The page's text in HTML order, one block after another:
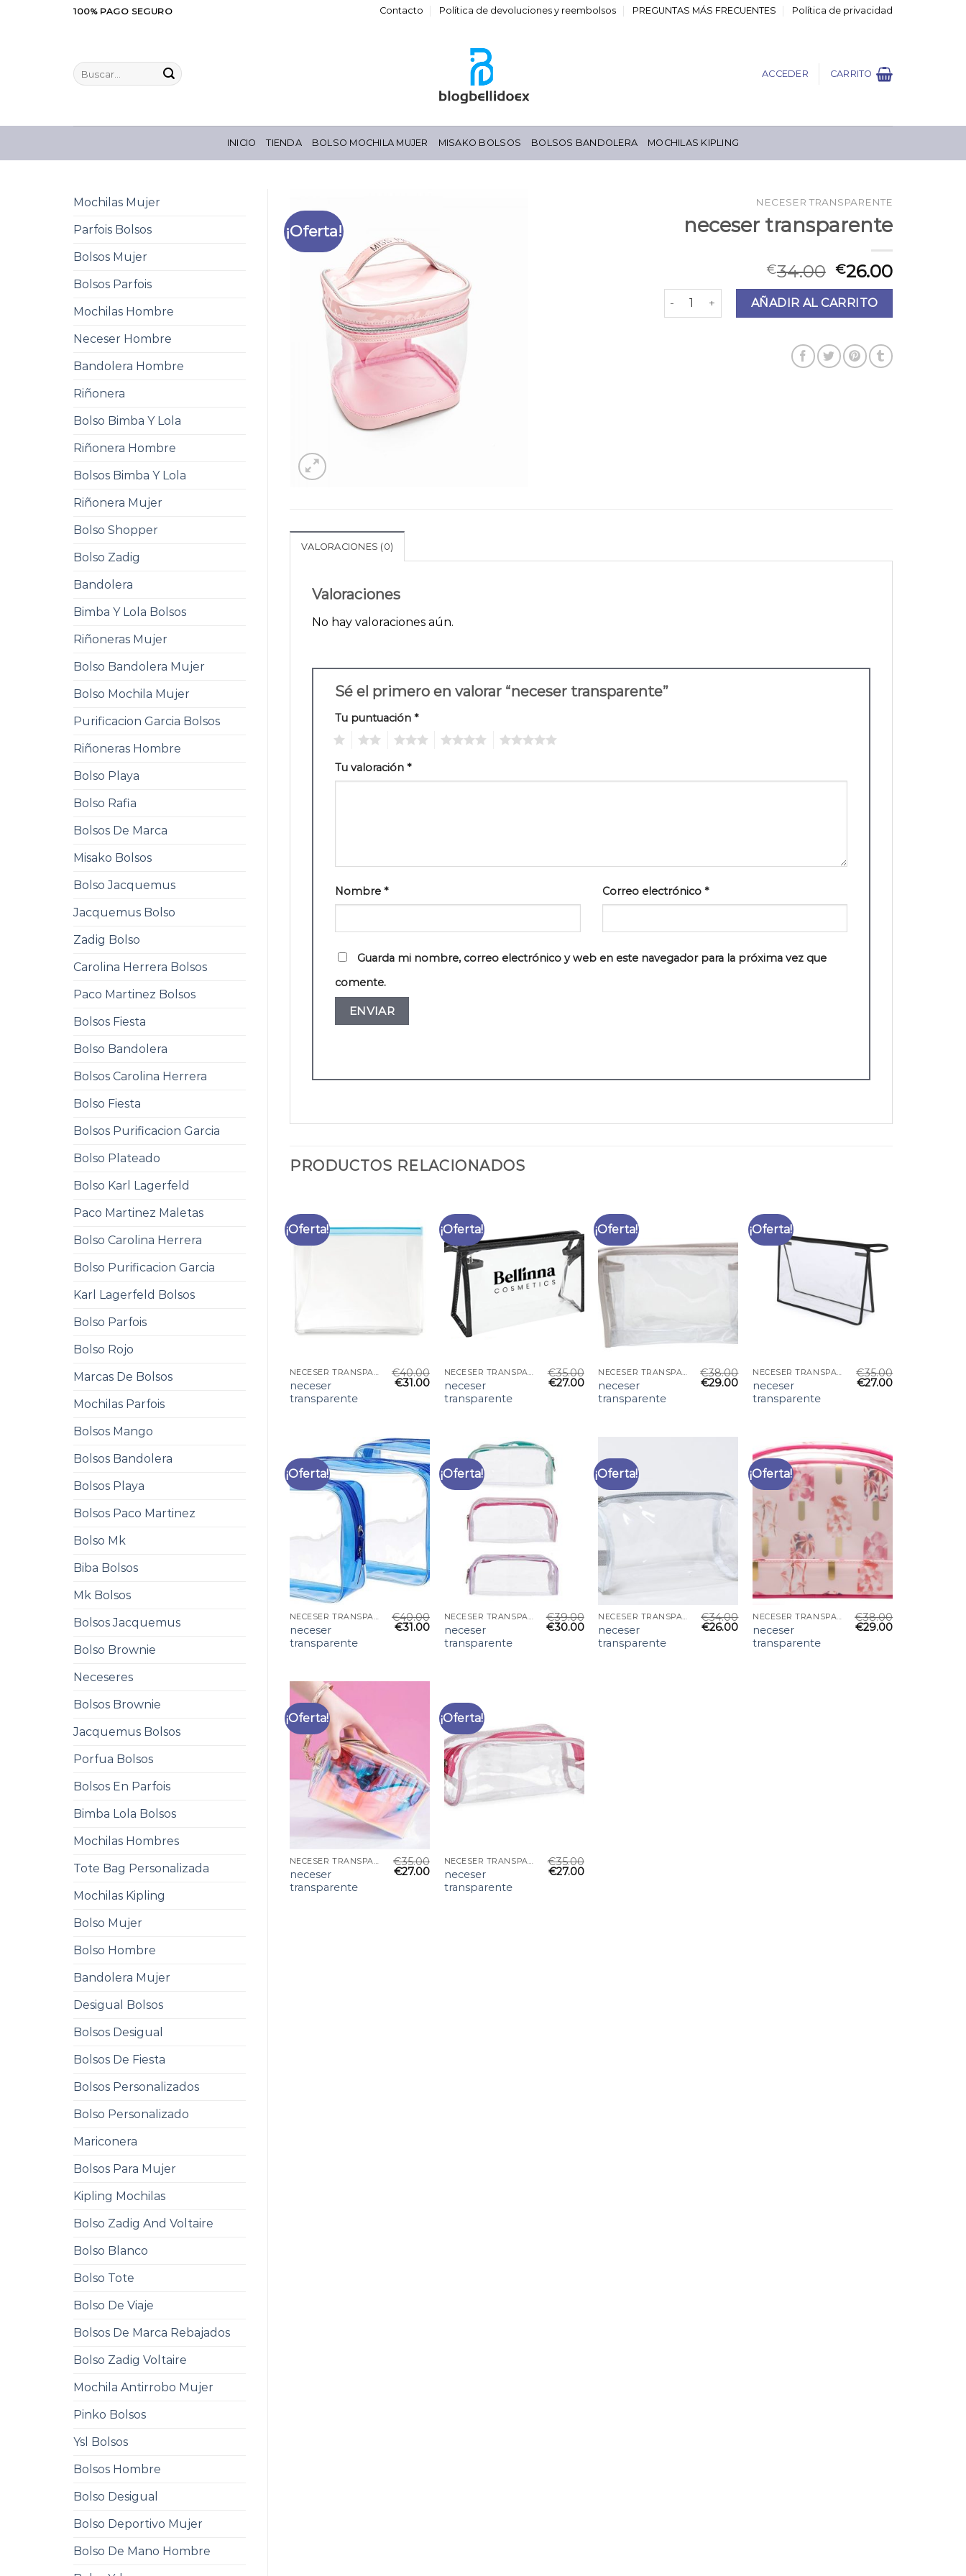
100% PAGO SEGURO Contacto Política de devoluciones y reembolsos PREGUNTAS MÁS FRECUENTES Política de privacidad
Buscar
por:
ACCEDER CARRITO
INICIO TIENDA BOLSO MOCHILA MUJER MISAKO BOLSOS BOLSOS BANDOLERA MOCHILAS KIPLING
Mochilas Mujer
Parfois Bolsos
Bolsos Mujer
Bolsos Parfois
Mochilas Hombre
Neceser Hombre
Bandolera Hombre
Riñonera
Bolso Bimba Y Lola
Riñonera Hombre
Bolsos Bimba Y Lola
Riñonera Mujer
Bolso Shopper
Bolso Zadig
Bandolera
Bimba Y Lola Bolsos
Riñoneras Mujer
Bolso Bandolera Mujer
Bolso Mochila Mujer
Purificacion Garcia Bolsos
Riñoneras Hombre
Bolso Playa
Bolso Rafia
Bolsos De Marca
Misako Bolsos
Bolso Jacquemus
Jacquemus Bolso
Zadig Bolso
Carolina Herrera Bolsos
Paco Martinez Bolsos
Bolsos Fiesta
Bolso Bandolera
Bolsos Carolina Herrera
Bolso Fiesta
Bolsos Purificacion Garcia
Bolso Plateado
Bolso Karl Lagerfeld
Paco Martinez Maletas
Bolso Carolina Herrera
Bolso Purificacion Garcia
Karl Lagerfeld Bolsos
Bolso Parfois
Bolso Rojo
Marcas De Bolsos
Mochilas Parfois
Bolsos Mango
Bolsos Bandolera
Bolsos Playa
Bolsos Paco Martinez
Bolso Mk
Biba Bolsos
Mk Bolsos
Bolsos Jacquemus
Bolso Brownie
Neceseres
Bolsos Brownie
Jacquemus Bolsos
Porfua Bolsos
Bolsos En Parfois
Bimba Lola Bolsos
Mochilas Hombres
Tote Bag Personalizada
Mochilas Kipling
Bolso Mujer
Bolso Hombre
Bandolera Mujer
Desigual Bolsos
Bolsos Desigual
Bolsos De Fiesta
Bolsos Personalizados
Bolso Personalizado
Mariconera
Bolsos Para Mujer
Kipling Mochilas
Bolso Zadig And Voltaire
Bolso Blanco
Bolso Tote
Bolso De Viaje
Bolsos De Marca Rebajados
Bolso Zadig Voltaire
Mochila Antirrobo Mujer
Pinko Bolsos
Ysl Bolsos
Bolsos Hombre
Bolso Desigual
Bolso Deportivo Mujer
Bolso De Mano Hombre
¡Oferta!
NECESER TRANSPARENTE
neceser transparente
€34.00 €26.00
neceser transparente cantidad
AÑADIR AL CARRITO
VALORACIONES (0)
Valoraciones
No hay valoraciones aún.
Sé el primero en valorar “neceser transparente”
Tu puntuación *
Tu valoración *
Nombre * Correo electrónico *
Guarda mi nombre, correo electrónico y web en este navegador para la próxima vez que
comente.
PRODUCTOS RELACIONADOS
¡Oferta!
NECESER TRANSPARENTE
neceser
transparente
€40.00
€31.00
¡Oferta!
NECESER TRANSPARENTE
neceser
transparente
€35.00
€27.00
¡Oferta!
NECESER TRANSPARENTE
neceser
transparente
€38.00
€29.00
¡Oferta!
NECESER TRANSPARENTE
neceser
transparente
€35.00
€27.00
¡Oferta!
NECESER TRANSPARENTE
neceser
transparente
€40.00
€31.00
¡Oferta!
NECESER TRANSPARENTE
neceser
transparente
€39.00
€30.00
¡Oferta!
NECESER TRANSPARENTE
neceser
transparente
€34.00
€26.00
¡Oferta!
NECESER TRANSPARENTE
neceser
transparente
€38.00
€29.00
¡Oferta!
NECESER TRANSPARENTE
neceser
transparente
€35.00
€27.00
¡Oferta!
NECESER TRANSPARENTE
neceser
transparente
€35.00
€27.00